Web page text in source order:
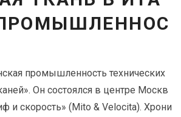
промышленность технических
Он состоялся в центре Москв
и скорость» (Mito & Velocita). Хрони